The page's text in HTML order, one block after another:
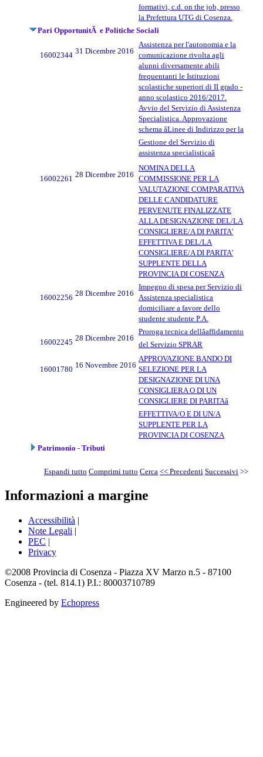
formativi, c.d. on the job, presso
la Prefettura UTG di Cosenza.
Pari OpportunitÃ e Politiche Sociali
16002344 31 Dicembre 2016
Assistenza per l'autonomia e la
comunicazione rivolta agli
alunni diversamente abili
frequentanti le Istituzioni
scolastiche superiori di II grado -
anno scolastico 2016/2017.
Avvio del Servizio di Assistenza
Specialistica. Approvazione
schema âLinee di Indirizzo per la
Gestione del Servizio di
assistenza specialisticaâ
16002261 28 Dicembre 2016
NOMINA DELLA
COMMISSIONE PER LA
VALUTAZIONE COMPARATIVA
DELLE CANDIDATURE
PERVENUTE FINALIZZATE
ALLA DESIGNAZIONE DEL/LA
CONSIGLIERE/A DI PARITA'
EFFETTIVA E DEL/LA
CONSIGLIERE/A DI PARITA'
SUPPLENTE DELLA
PROVINCIA DI COSENZA
16002256 28 Dicembre 2016
Impegno di spesa per Servizio di
Assistenza specialistica
domiciliare a favore dello
studente studente P.A.
16002245 28 Dicembre 2016
Proroga tecnica dellâaffidamento
del Servizio SPRAR
16001780 16 Novembre 2016
APPROVAZIONE BANDO DI
SELEZIONE PER LA
DESIGNAZIONE DI UNA
CONSIGLIERA O DI UN
CONSIGLIERE DI PARITAâ
EFFETTIVA/O E DI UN/A
SUPPLENTE PER LA
PROVINCIA DI COSENZA
Patrimonio - Tributi
Espandi tutto Comprimi tutto Cerca << Precedenti Successivi >>
Informazioni a margine
Accessibilità |
Note Legali |
PEC |
Privacy
©2008 Provincia di Cosenza - Piazza XV Marzo n.5 - 87100
Cosenza - (tel. 814.1) P.I.: 80003710789
Engineered by Echopress